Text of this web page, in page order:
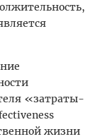
«затраты-
жизни